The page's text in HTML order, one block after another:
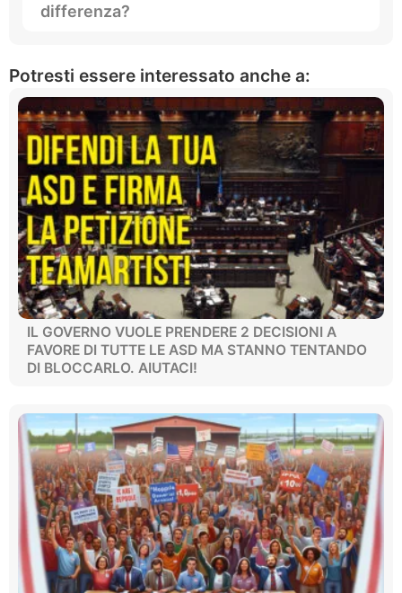
differenza?
Potresti essere interessato anche a:
IL GOVERNO VUOLE PRENDERE 2 DECISIONI A
FAVORE DI TUTTE LE ASD MA STANNO TENTANDO
DI BLOCCARLO. AIUTACI!